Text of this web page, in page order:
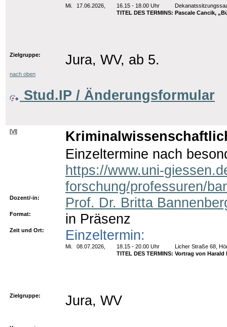
Mi. 17.06.2026, 16.15 - 18.00 Uhr
TITEL DES TERMINS: Pascale Cancik,
Zielgruppe: Jura, WV, ab 5.
nach oben
Stud.IP / Änderungsformular
[Vl]
Einzeltermine nach
https://www.uni-
forschung/professuren/
Dozent/-in: Prof. Dr. Britta
Format: in Präsenz
Zeit und Ort: Einzeltermin:
Mi. 08.07.2026, 18.15 - 20.00 Uhr
Licher Straße 68,
TITEL DES TERMINS: Vortrag von
Zielgruppe: Jura, WV